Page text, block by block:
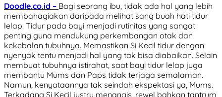
Doodle.co.id – Bagi seorang ibu, tidak ada hal yang lebih
membahagiakan daripada melihat sang buah hati tidur
lelap. Tidur pada bayi menjadi rutinitas yang sangat
penting guna mendukung perkembangan otak dan
kekebalan tubuhnya. Memastikan Si Kecil tidur dengan
nyenyak tentu menjadi hal yang tak bisa diabaikan. Selain
membuat tubuhnya istirahat, saat bayi tidur lelap juga
membantu Mums dan Paps tidak terjaga semalaman.
Namun, kenyataannya tak seindah ekspektasi ya, Mums.
Terkadang Si Kecil justru menangis, rewel bahkan tantrum